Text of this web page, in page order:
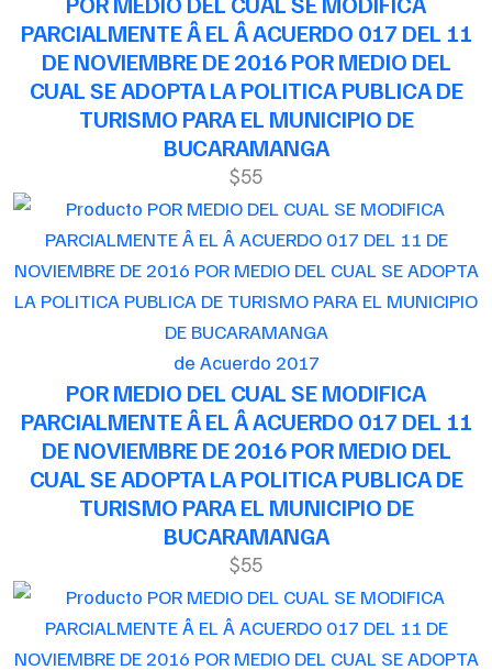
PARCIALMENTE Â EL Â ACUERDO 017 DEL 11
DE NOVIEMBRE DE 2016 POR MEDIO DEL
CUAL SE ADOPTA LA POLITICA PUBLICA DE
TURISMO PARA EL MUNICIPIO DE
BUCARAMANGA
$55
de Acuerdo 2017
POR MEDIO DEL CUAL SE MODIFICA
PARCIALMENTE Â EL Â ACUERDO 017 DEL 11
DE NOVIEMBRE DE 2016 POR MEDIO DEL
CUAL SE ADOPTA LA POLITICA PUBLICA DE
TURISMO PARA EL MUNICIPIO DE
BUCARAMANGA
$55